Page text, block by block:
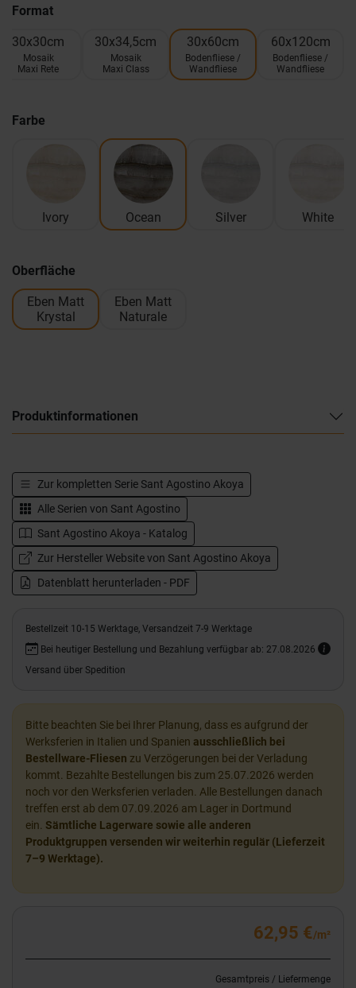
Format
30x30cm
Mosaik
Maxi Rete
30x34,5cm
Mosaik
Maxi Class
30x60cm
Bodenfliese /
Wandfliese
60x120cm
Bodenfliese /
Wandfliese
Farbe
Ivory Ocean Silver White
Oberfläche
Eben Matt
Krystal
Eben Matt
Naturale
Produktinformationen
Zur kompletten Serie Sant Agostino Akoya
Alle Serien von Sant Agostino
Sant Agostino Akoya - Katalog
Zur Hersteller Website von Sant Agostino Akoya
Datenblatt herunterladen - PDF
Bestellzeit 10-15 Werktage, Versandzeit 7-9 Werktage
Bei heutiger Bestellung und Bezahlung verfügbar ab: 27.08.2026
Versand über Spedition
Bitte beachten Sie bei Ihrer Planung, dass es aufgrund der
Werksferien in Italien und Spanien ausschließlich bei
Bestellware-Fliesen zu Verzögerungen bei der Verladung
kommt. Bezahlte Bestellungen bis zum 25.07.2026 werden
noch vor den Werksferien verladen. Alle Bestellungen danach
treffen erst ab dem 07.09.2026 am Lager in Dortmund
ein. Sämtliche Lagerware sowie alle anderen
Produktgruppen versenden wir weiterhin regulär (Lieferzeit
7–9 Werktage).
62,95 €/m²
Gesamtpreis / Liefermenge